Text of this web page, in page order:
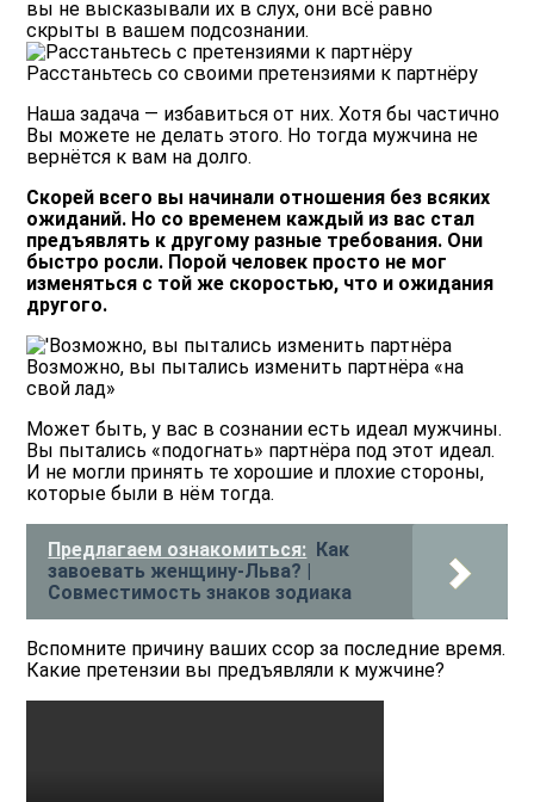
вы не высказывали их в слух, они всё равно
скрыты в вашем подсознании.
Расстаньтесь со своими претензиями к партнёру
Наша задача — избавиться от них. Хотя бы частично
Вы можете не делать этого. Но тогда мужчина не
вернётся к вам на долго.
Скорей всего вы начинали отношения без всяких
ожиданий. Но со временем каждый из вас стал
предъявлять к другому разные требования. Они
быстро росли. Порой человек просто не мог
изменяться с той же скоростью, что и ожидания
другого.
Возможно, вы пытались изменить партнёра «на
свой лад»
Может быть, у вас в сознании есть идеал мужчины.
Вы пытались «подогнать» партнёра под этот идеал.
И не могли принять те хорошие и плохие стороны,
которые были в нём тогда.
Предлагаем ознакомиться: Как
завоевать женщину-Льва? |
Совместимость знаков зодиака
Вспомните причину ваших ссор за последние время.
Какие претензии вы предъявляли к мужчине?